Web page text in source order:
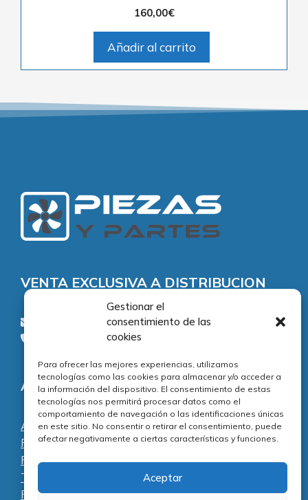
Gestionar el
consentimiento de las
cookies
Para ofrecer las mejores experiencias, utilizamos
tecnologías como las cookies para almacenar y/o acceder a
la información del dispositivo. El consentimiento de estas
tecnologías nos permitirá procesar datos como el
comportamiento de navegación o las identificaciones únicas
en este sitio. No consentir o retirar el consentimiento, puede
afectar negativamente a ciertas características y funciones.
Aceptar
160,00€
Añadir al carrito
VENTA EXCLUSIVA A DISTRIBUCION
consultas@piezasypartes.es
Tel.: 91 811 73 02
Adecuación normativa
Aviso legal
Política de privacidad
Política de cookies
Términos y condiciones
Preguntas frecuentes